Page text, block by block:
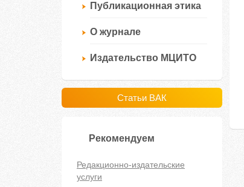
Публикационная этика
О журнале
Издательство МЦИТО
Статьи ВАК
Рекомендуем
Редакционно-издательские
услуги